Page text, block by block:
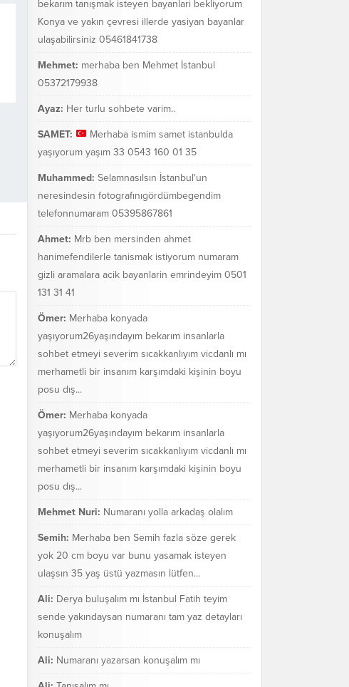
bekarım tanışmak isteyen bayanlari bekliyorum
Konya ve yakın çevresi illerde yasiyan bayanlar
ulaşabilirsiniz 05461841738
Mehmet: merhaba ben Mehmet İstanbul
05372179938
Ayaz: Her turlu sohbete varim..
SAMET:
Merhaba ismim samet istanbulda
yaşıyorum yaşım 33 0543 160 01 35
Muhammed: Selamnasılsın İstanbul'un
neresindesin fotografınıgördümbegendim
telefonnumaram 05395867861
Ahmet: Mrb ben mersinden ahmet
hanimefendilerle tanismak istiyorum numaram
gizli aramalara acik bayanlarin emrindeyim 0501
131 31 41
Ömer: Merhaba konyada
yaşıyorum26yaşındayım bekarım insanlarla
sohbet etmeyi severim sıcakkanlıyım vicdanlı mı
merhametli bir insanım karşımdaki kişinin boyu
posu dış...
Ömer: Merhaba konyada
yaşıyorum26yaşındayım bekarım insanlarla
sohbet etmeyi severim sıcakkanlıyım vicdanlı mı
merhametli bir insanım karşımdaki kişinin boyu
posu dış...
Mehmet Nuri: Numaranı yolla arkadaş olalım
Semih: Merhaba ben Semih fazla söze gerek
yok 20 cm boyu var bunu yasamak isteyen
ulaşsın 35 yaş üstü yazmasın lütfen...
Ali: Derya buluşalım mı İstanbul Fatih teyim
sende yakındaysan numaranı tam yaz detayları
konuşalım
Ali: Numaranı yazarsan konuşalım mı